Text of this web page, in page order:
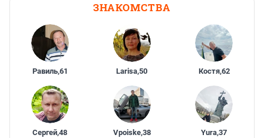
ЗНАКОМСТВА
Равиль,61 Larisa,50 Костя,62
Сергей,48 Vpoiske,38 Yura,37